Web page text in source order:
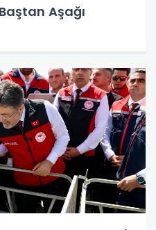
Aşağı